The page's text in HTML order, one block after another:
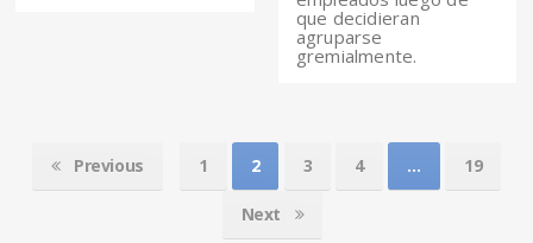
que decidieran
agruparse
gremialmente.
Previous 1 2 3 4 … 19
Next